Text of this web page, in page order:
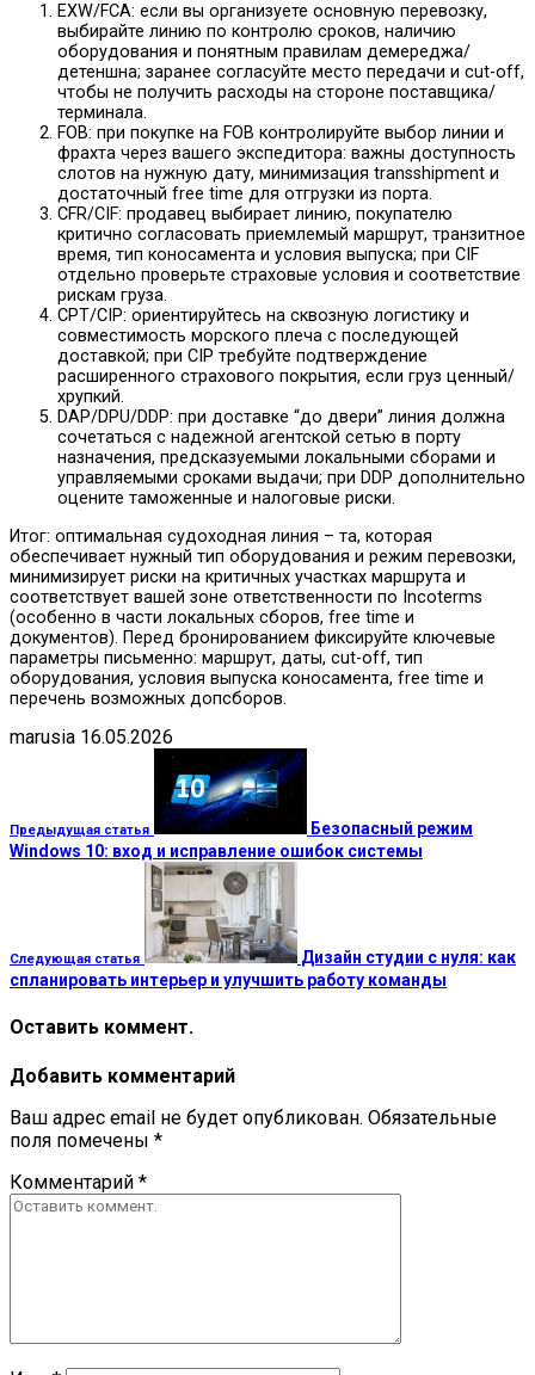
EXW/FCA: если вы организуете основную перевозку,
выбирайте линию по контролю сроков, наличию
оборудования и понятным правилам демереджа/
детеншна; заранее согласуйте место передачи и cut-off,
чтобы не получить расходы на стороне поставщика/
терминала.
FOB: при покупке на FOB контролируйте выбор линии и
фрахта через вашего экспедитора: важны доступность
слотов на нужную дату, минимизация transshipment и
достаточный free time для отгрузки из порта.
CFR/CIF: продавец выбирает линию, покупателю
критично согласовать приемлемый маршрут, транзитное
время, тип коносамента и условия выпуска; при CIF
отдельно проверьте страховые условия и соответствие
рискам груза.
CPT/CIP: ориентируйтесь на сквозную логистику и
совместимость морского плеча с последующей
доставкой; при CIP требуйте подтверждение
расширенного страхового покрытия, если груз ценный/
хрупкий.
DAP/DPU/DDP: при доставке “до двери” линия должна
сочетаться с надежной агентской сетью в порту
назначения, предсказуемыми локальными сборами и
управляемыми сроками выдачи; при DDP дополнительно
оцените таможенные и налоговые риски.
Итог: оптимальная судоходная линия – та, которая
обеспечивает нужный тип оборудования и режим перевозки,
минимизирует риски на критичных участках маршрута и
соответствует вашей зоне ответственности по Incoterms
(особенно в части локальных сборов, free time и
документов). Перед бронированием фиксируйте ключевые
параметры письменно: маршрут, даты, cut-off, тип
оборудования, условия выпуска коносамента, free time и
перечень возможных допсборов.
marusia 16.05.2026
Предыдущая статья
Безопасный режим
Windows 10: вход и исправление ошибок системы
Следующая статья
Дизайн студии с нуля: как
спланировать интерьер и улучшить работу команды
Оставить коммент.
Добавить комментарий
Ваш адрес email не будет опубликован. Обязательные
поля помечены *
Комментарий *